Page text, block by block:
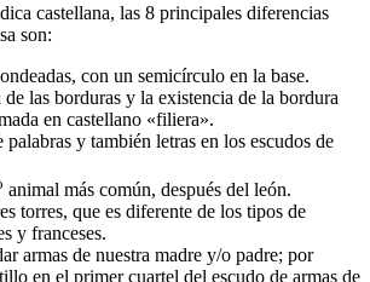
castellana, las 8 principales diferencias
son:
con un semicírculo en la base.
las borduras y la existencia de la bordura
en castellano «filiera».
y también letras en los escudos de
animal más común, después del león.
torres, que es diferente de los tipos de
y franceses.
armas de nuestra madre y/o padre; por
en el primer cuartel del escudo de armas de